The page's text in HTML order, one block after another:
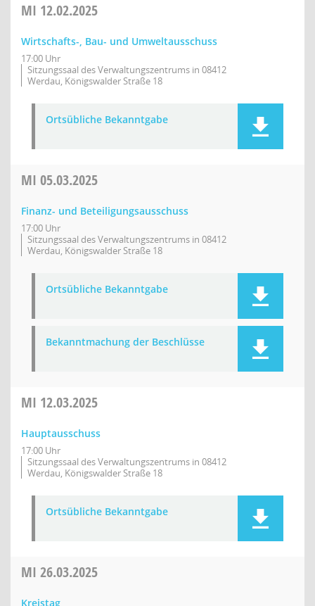
MI 12.02.2025
Wirtschafts-, Bau- und Umweltausschuss
17:00 Uhr
Sitzungssaal des Verwaltungszentrums in 08412
Werdau, Königswalder Straße 18
Ortsübliche Bekanntgabe
MI 05.03.2025
Finanz- und Beteiligungsausschuss
17:00 Uhr
Sitzungssaal des Verwaltungszentrums in 08412
Werdau, Königswalder Straße 18
Ortsübliche Bekanntgabe
Bekanntmachung der Beschlüsse
MI 12.03.2025
Hauptausschuss
17:00 Uhr
Sitzungssaal des Verwaltungszentrums in 08412
Werdau, Königswalder Straße 18
Ortsübliche Bekanntgabe
MI 26.03.2025
Kreistag